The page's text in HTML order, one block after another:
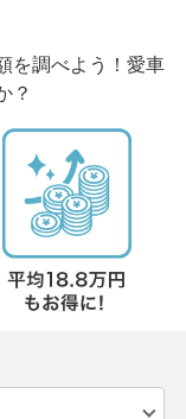
を調べよう！愛車
？